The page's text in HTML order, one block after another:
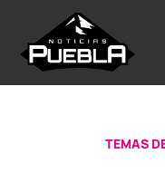
content
TEMAS